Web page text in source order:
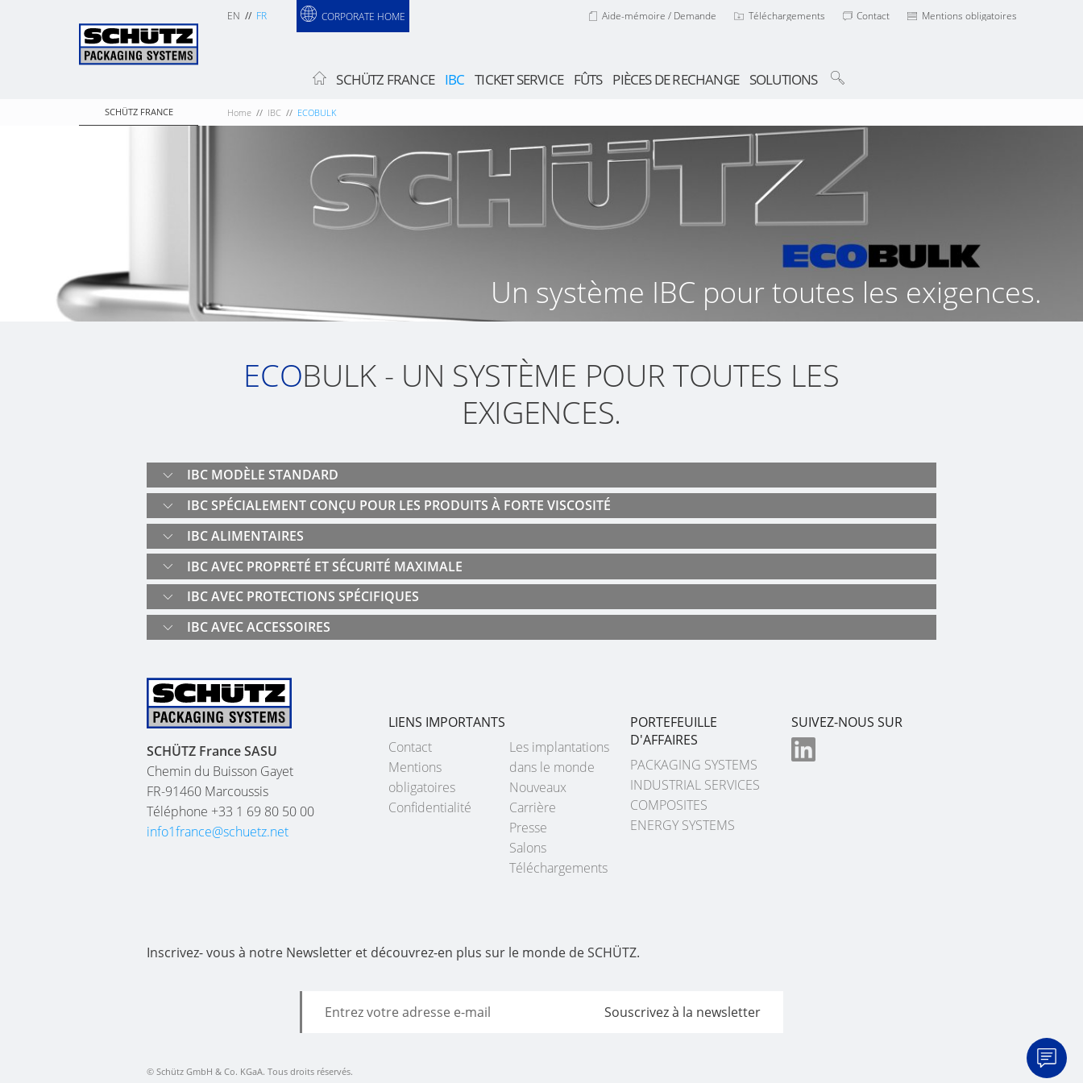
Aide-mémoire / Demande Téléchargements Contact Mentions obligatoires
EN FR CORPORATE HOME
SCHÜTZ FRANCE IBC TICKET SERVICE FÛTS PIÈCES DE RECHANGE SOLUTIONS
SCHÜTZ FRANCE Home IBC ECOBULK
Un système IBC pour toutes les exigences.
ECOBULK - UN SYSTÈME POUR TOUTES LES
EXIGENCES.
IBC MODÈLE STANDARD
IBC SPÉCIALEMENT CONÇU POUR LES PRODUITS À FORTE VISCOSITÉ
IBC ALIMENTAIRES
IBC AVEC PROPRETÉ ET SÉCURITÉ MAXIMALE
IBC AVEC PROTECTIONS SPÉCIFIQUES
IBC AVEC ACCESSOIRES
LIENS IMPORTANTS
Contact
Mentions
obligatoires
Confidentialité
Les implantations
dans le monde
Nouveaux
Carrière
Presse
Salons
Téléchargements
PORTEFEUILLE
D'AFFAIRES
PACKAGING SYSTEMS
INDUSTRIAL SERVICES
COMPOSITES
ENERGY SYSTEMS
SUIVEZ-NOUS SUR
SCHÜTZ France SASU
Chemin du Buisson Gayet
FR-91460 Marcoussis
Téléphone +33 1 69 80 50 00
info1france@schuetz.net
Inscrivez- vous à notre Newsletter et découvrez-en plus sur le monde de SCHÜTZ.
© Schütz GmbH & Co. KGaA. Tous droits réservés.